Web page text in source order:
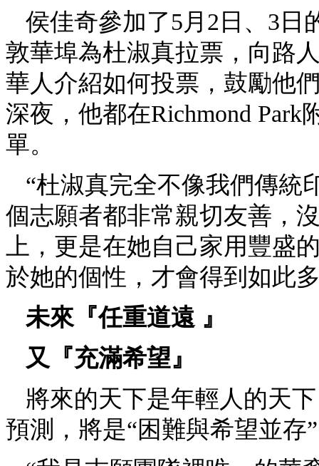
侯佳奇參加了5月2日、3日
敦華埠為杜淑真拉票，向路
華人介紹如何投票，鼓勵他
深夜，他都在Richmond
單。
“杜淑真完全不像我們傳統
個志願者都非常親切友善，
上，更是在她自己家用豐盛
於她的個性，才會得到如此
未來『任重道遠 』
又『充滿希望』
將來的天下是年輕人的天
預測，將是“困難與希望並存